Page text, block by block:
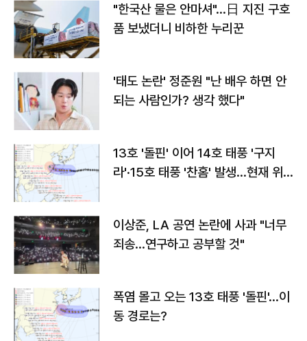
"한국산 물은 안마셔"…日 지진 구호
품 보냈더니 비하한 누리꾼
'태도 논란' 정준원 "난 배우 하면 안
되는 사람인가? 생각 했다"
13호 '돌핀' 이어 14호 태풍 '구지
라'·15호 태풍 '찬홈' 발생…현재 위
이상준, LA 공연 논란에 사과 "너무
죄송…연구하고 공부할 것"
폭염 몰고 오는 13호 태풍 '돌핀'…이
동 경로는?